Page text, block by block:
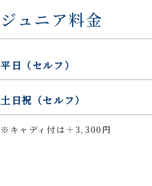
ジュニア料金
平日（セルフ）
土日祝（セルフ）
※キャディ付は＋3,300円